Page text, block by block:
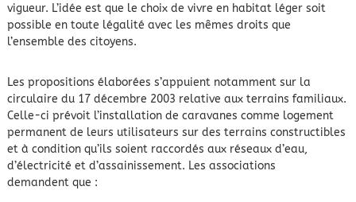
vigueur. L’idée est que le choix de vivre en habitat léger soit
possible en toute légalité avec les mêmes droits que
l’ensemble des citoyens.
Les propositions élaborées s’appuient notamment sur la
circulaire du 17 décembre 2003 relative aux terrains familiaux.
Celle-ci prévoit l’installation de caravanes comme logement
permanent de leurs utilisateurs sur des terrains constructibles
et à condition qu’ils soient raccordés aux réseaux d’eau,
d’électricité et d’assainissement. Les associations
demandent que :